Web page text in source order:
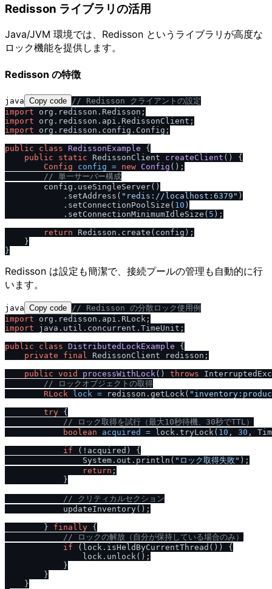
Redisson ライブラリの活用
Java/JVM 環境では、Redisson というライブラリが高度な
ロック機能を提供します。
Redisson の特徴
java Copy code / / Redisson クライアントの設定
import
import
import org.redisson.config.Config;
public
class RedissonExample {
public
static RedissonClient createClient ()
{
Config
config = new Config ();
/ / 単一サーバー構成
        config.useSingleServer()
            .setAddress(
"redis: / / localhost:6379" )
            .setConnectionPoolSize(
10 )
            .setConnectionMinimumIdleSize(
5 );
return Redisson.create(config);
    }
Redisson は設定も簡潔で、接続プールの管理も自動的に行
います。
java Copy code / / Redisson の分散ロック使用例
import
import java.util.concurrent.TimeUnit;
public
class DistributedLockExample {
private
final
RedissonClient redisson;
public void processWithLock () throws
/ / ロックオブジェクトの取得
RLock
lock = redisson.getLock(
try {
/ / ロック取得を試行（最大10秒待機、30秒でTTL）
boolean
acquired = lock.tryLock( 10 , 30 ,
if (!acquired) {
                System.out.println(
"ロック取得失敗" );
return ;
            }
/ / クリティカルセクション
            updateInventory();
        }
finally {
/ / ロックの解放（自分が保持している場合のみ）
if (lock.isHeldByCurrentThread()) {
                lock.unlock();
            }
        }
    }